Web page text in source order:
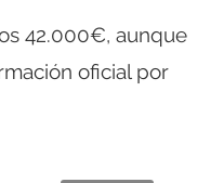
42.000€, aunque
oficial por